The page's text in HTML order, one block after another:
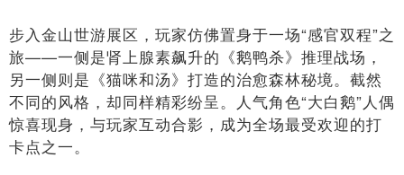
步入金山世游展区，玩家仿佛置身于一场“感官双程”之
旅——一侧是肾上腺素飙升的《鹅鸭杀》推理战场，
另一侧则是《猫咪和汤》打造的治愈森林秘境。截然
不同的风格，却同样精彩纷呈。人气角色“大白鹅”人偶
惊喜现身，与玩家互动合影，成为全场最受欢迎的打
卡点之一。